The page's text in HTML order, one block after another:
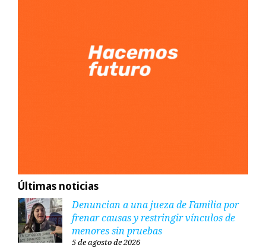
Últimas noticias
Denuncian a una jueza de Familia por
frenar causas y restringir vínculos de
menores sin pruebas
5 de agosto de 2026